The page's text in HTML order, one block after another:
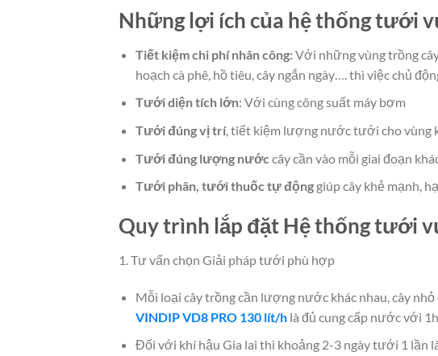
Những lợi ích của hệ thống tưới
Tiết kiệm chi phí nhân công:Với những vùng trồng
hoạch cà phê, hồ tiêu, cây ngắn ngày…. thì việc chủ
Tưới diện tích lớn: Với cùng công suất máy bơm
Tưới đúng vị trí, tiết kiệm lượng nước tưới cho
Tưới đúng lượng nước cây cần vào mỗi giai đoạn
Tưới phân, tưới thuốc tự độnggiúp cây khẻ mạnh,
Quy trình lắp đặt Hệ thống tưới
1. Tư vấn chọn Giải pháp tưới phù hợp
Mỗi loại cây trồng cần lượng nước khác nhau, cây
VINDIP VD8 PRO 130 lít/hlà đủ cung cấp nước với
Đối với khí hậu Gia lai thì khoảng 2-3 ngày tưới 1 lần